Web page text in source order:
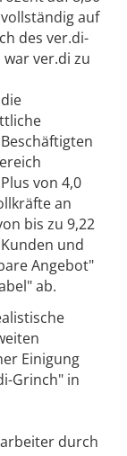
auf
des ver.di-
war ver.di zu
von 4,0
an
bis zu 9,22
und
Angebot"
ab.
Einigung
Grinch" in
durch